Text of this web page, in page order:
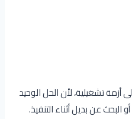
تشغيلية، لأن الحل الوحيد
البحث عن بديل أثناء التنفيذ.